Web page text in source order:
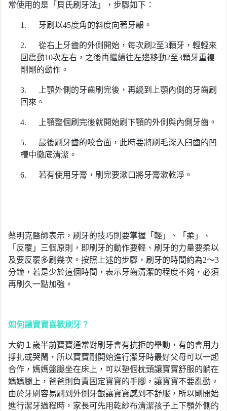
常使用的是「貝氏刷牙法」，步驟如下：
1. 牙刷以45度角的斜度向著牙齦。
2. 從右上牙齒的外側開始，每次刷2至3顆牙，輕輕來
回震動10次左右，之後再繼續往左邊移動2至3顆牙重複
剛剛的動作。
3. 上顎外側的牙齒刷完後，再繞到上顎內側的牙齒刷
回來。
4. 上顎整個刷完後就開始刷下顎的外側與內側牙齒。
5. 最後刷牙齒的咬合面，此時要將刷毛深入臼齒的凹
槽中徹底清潔。
6. 若有使用牙膏，刷完要漱口將牙膏漱乾淨。
蔡明克醫師表示，刷牙的技巧則要掌握「輕」、「柔」、
「反覆」三個原則，即刷牙的動作要輕、刷牙的力量要柔以
及要反覆多刷幾次。按照上述的步驟，刷牙的時間約為2～3
分鐘，若是少於這個時間，表示牙齒清潔的程度不夠，必須
再刷久一點加強。
如何讓寶寶喜歡刷牙？
大約１歲半前寶寶通常對刷牙會有抗拒的舉動，有的會用力
掙扎或哭鬧，所以寶寶剛開始進行潔牙時最好父母可以一起
合作，媽媽盤腿坐在床上，可以墊個枕頭讓寶寶舒服的躺在
媽媽腿上，爸爸則負責固定寶寶的手腳，讓寶寶不要亂動。
由於牙刷容易刷到外側牙齦讓寶寶感到不舒服，所以剛開始
進行潔牙過程時，家長可先用乾紗布清潔孩子上下顎外側的